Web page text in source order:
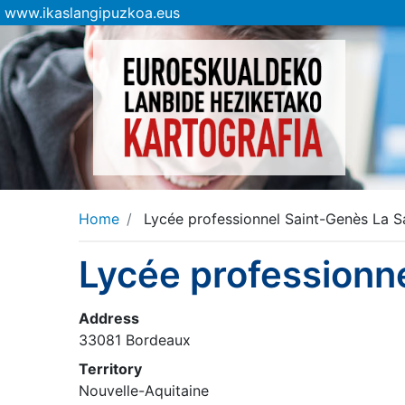
www.ikaslangipuzkoa.eus
Home Lycée professionnel Saint-Genès La
Lycée
Address
33081 Bordeaux
Territory
Nouvelle-Aquitaine